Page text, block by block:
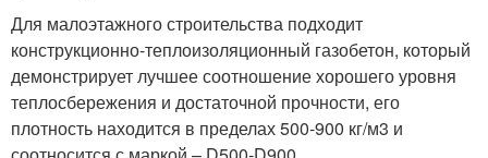
Для малоэтажного строительства подходит
конструкционно-теплоизоляционный газобетон, который
демонстрирует лучшее соотношение хорошего уровня
теплосбережения и достаточной прочности, его
плотность находится в пределах 500-900 кг/м3 и